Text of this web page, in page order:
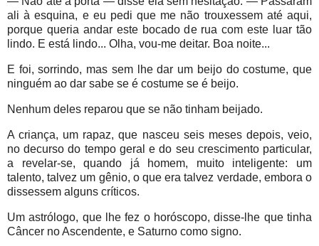
ali à esquina, e eu pedi que me não trouxessem até aqui,
porque queria andar este bocado de rua com este luar tão
lindo. E está lindo... Olha, vou-me deitar. Boa noite...
E foi, sorrindo, mas sem lhe dar um beijo do costume, que
ninguém ao dar sabe se é costume se é beijo.
Nenhum deles reparou que se não tinham beijado.
A criança, um rapaz, que nasceu seis meses depois, veio,
no decurso do tempo geral e do seu crescimento particular,
a revelar-se, quando já homem, muito inteligente: um
talento, talvez um gênio, o que era talvez verdade, embora o
dissessem alguns críticos.
Um astrólogo, que lhe fez o horóscopo, disse-lhe que tinha
Câncer no Ascendente, e Saturno como signo.